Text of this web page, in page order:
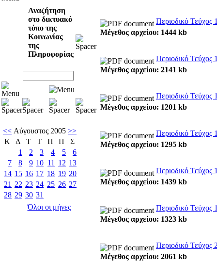
Αναζήτηση
στο δικτυακό
τόπο της
Κοινωνίας
της
Πληροφορίας
<< Αύγουστος 2005 >>
Κ
Δ Τ Τ Π Π
Σ
1
2 3 4 5
6
7
8 9 10 11 12 13
14 15 16 17 18 19 20
21 22 23 24 25 26 27
28 29 30 31
Όλοι οι μήνες
Περιοδικό Τεύχος
Μέγεθος αρχείου: 1444 kb
Περιοδικό Τεύχος
Μέγεθος αρχείου: 2141 kb
Περιοδικό Τεύχος
Μέγεθος αρχείου: 1201 kb
Περιοδικό Τεύχος
Μέγεθος αρχείου: 1295 kb
Περιοδικό Τεύχος
Μέγεθος αρχείου: 1439 kb
Περιοδικό Τεύχος
Μέγεθος αρχείου: 1323 kb
Περιοδικό Τεύχος
Μέγεθος αρχείου: 2061 kb